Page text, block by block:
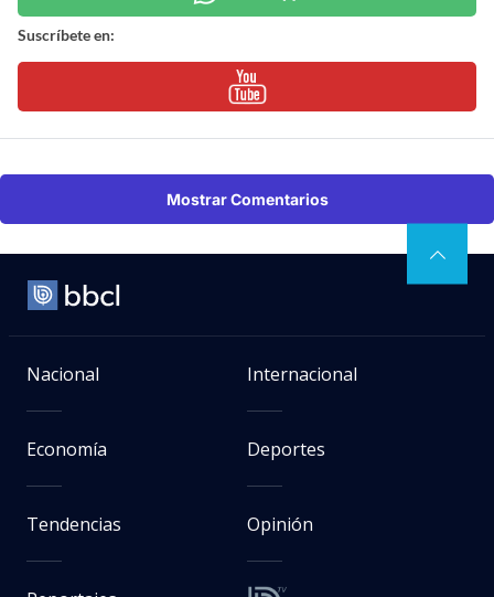
Suscríbete en:
Mostrar Comentarios
Nacional Internacional
Economía Deportes
Tendencias Opinión